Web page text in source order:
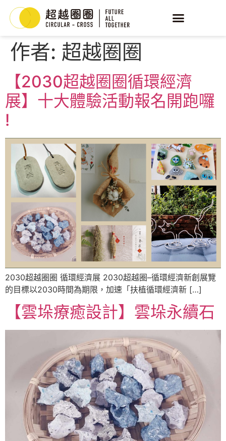
作者: 超越圈圈
【2030超越圈圈循環經濟
展】十大體驗活動報名開跑囉
!
2030超越圈圈 循環經濟展 2030超越圈–循環經濟新創展覽
的目標以2030時間為期限，加速「扶植循環經濟新 […]
【雲垛療癒設計】雲垛永續石